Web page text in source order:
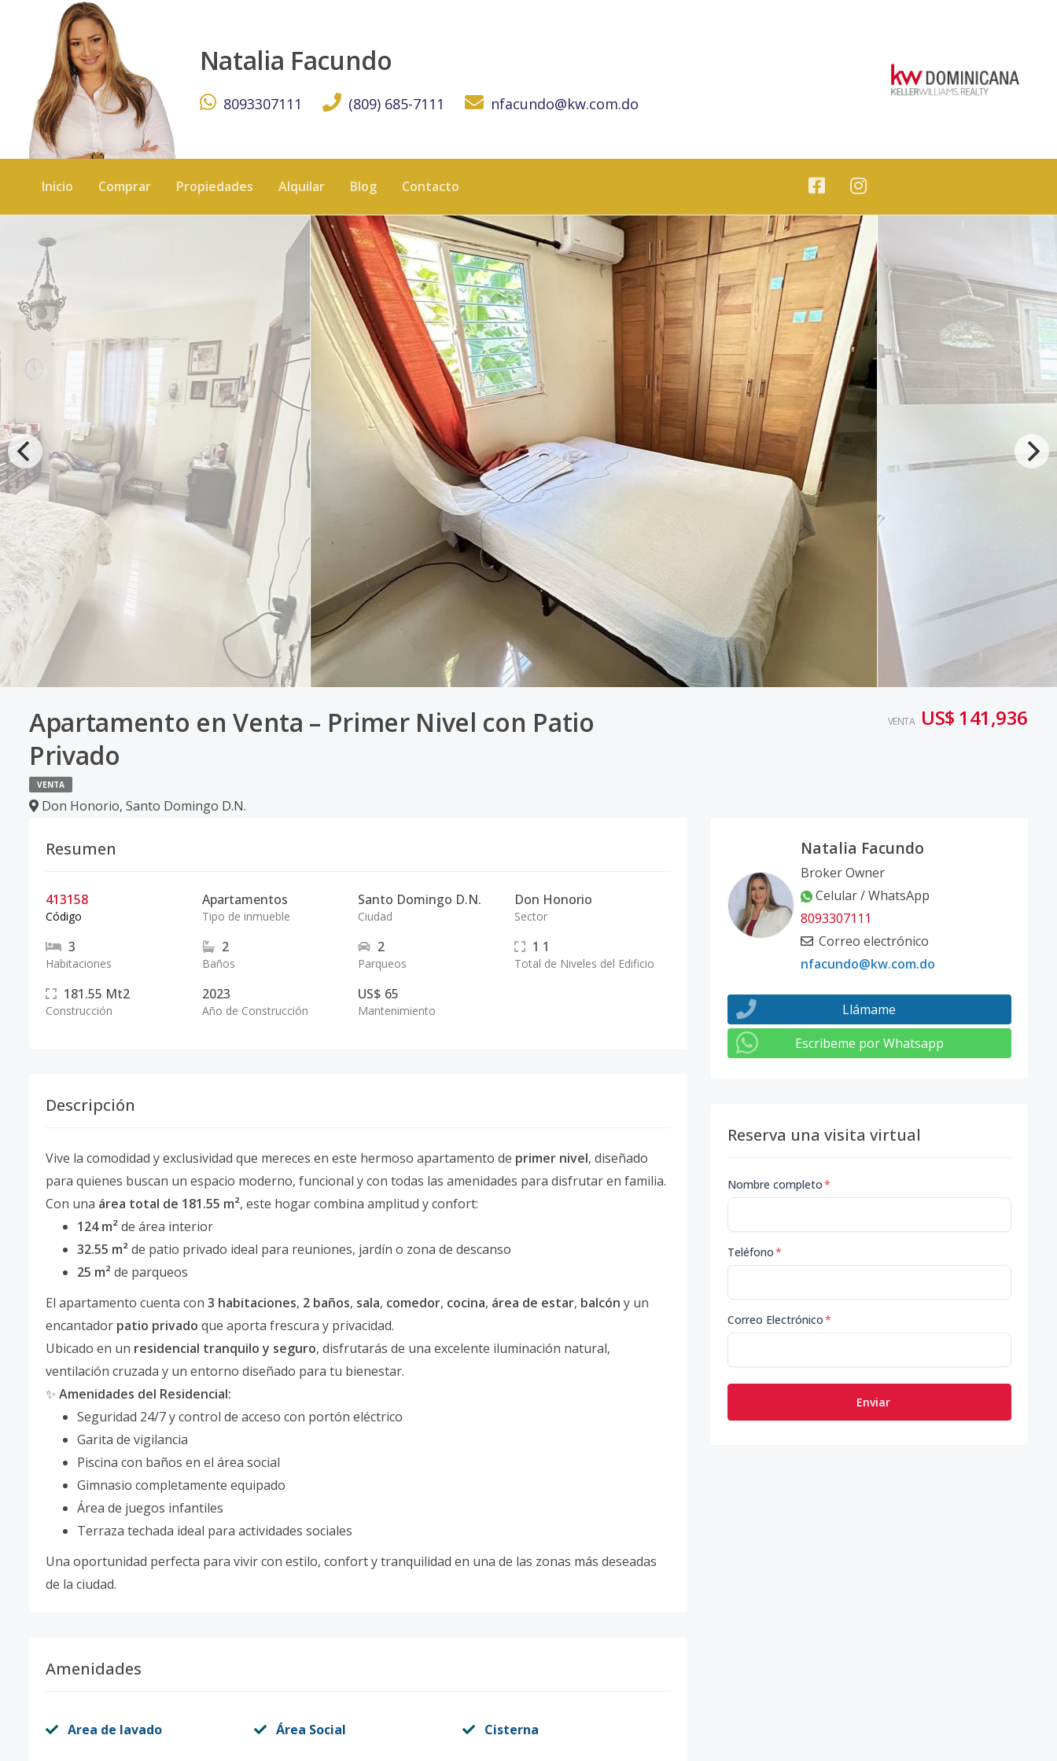
Natalia Facundo
8093307111 (809) 685-7111 nfacundo@kw.com.do
Inicio Comprar Propiedades Alquilar Blog Contacto
Apartamento en Venta – Primer Nivel con Patio
Privado
VENTA
Don Honorio, Santo Domingo D.N.
VENTA US$ 141,936
Resumen
413158
Código
Apartamentos
Tipo de inmueble
Santo Domingo D.N.
Ciudad
Don Honorio
Sector
3
Habitaciones
2
Baños
2
Parqueos
1 1
Total de Niveles del Edificio
181.55 Mt2
Construcción
2023
Año de Construcción
US$ 65
Mantenimiento
Descripción
Vive la comodidad y exclusividad que mereces en este hermoso apartamento de primer nivel, diseñado
para quienes buscan un espacio moderno, funcional y con todas las amenidades para disfrutar en familia.
Con una área total de 181.55 m², este hogar combina amplitud y confort:
124 m²de área interior
32.55 m²de patio privado ideal para reuniones, jardín o zona de descanso
25 m²de parqueos
El apartamento cuenta con 3 habitaciones, 2 baños, sala, comedor, cocina, área de estar, balcón y un
encantador patio privado que aporta frescura y privacidad.
Ubicado en un residencial tranquilo y seguro, disfrutarás de una excelente iluminación natural,
ventilación cruzada y un entorno diseñado para tu bienestar.
✨ Amenidades del Residencial:
Seguridad 24/7 y control de acceso con portón eléctrico
Garita de vigilancia
Piscina con baños en el área social
Gimnasio completamente equipado
Área de juegos infantiles
Terraza techada ideal para actividades sociales
Una oportunidad perfecta para vivir con estilo, confort y tranquilidad en una de las zonas más deseadas
de la ciudad.
Amenidades
Area de lavado Área Social Cisterna
Natalia Facundo
Broker Owner
Celular / WhatsApp
8093307111
Correo electrónico
nfacundo@kw.com.do
Llámame
Escribeme por Whatsapp
Reserva una visita virtual
Nombre completo*
Teléfono*
Correo Electrónico*
Enviar
Apartamento en Venta – Primer Nivel con Patio Privado - KW DOMINICANA